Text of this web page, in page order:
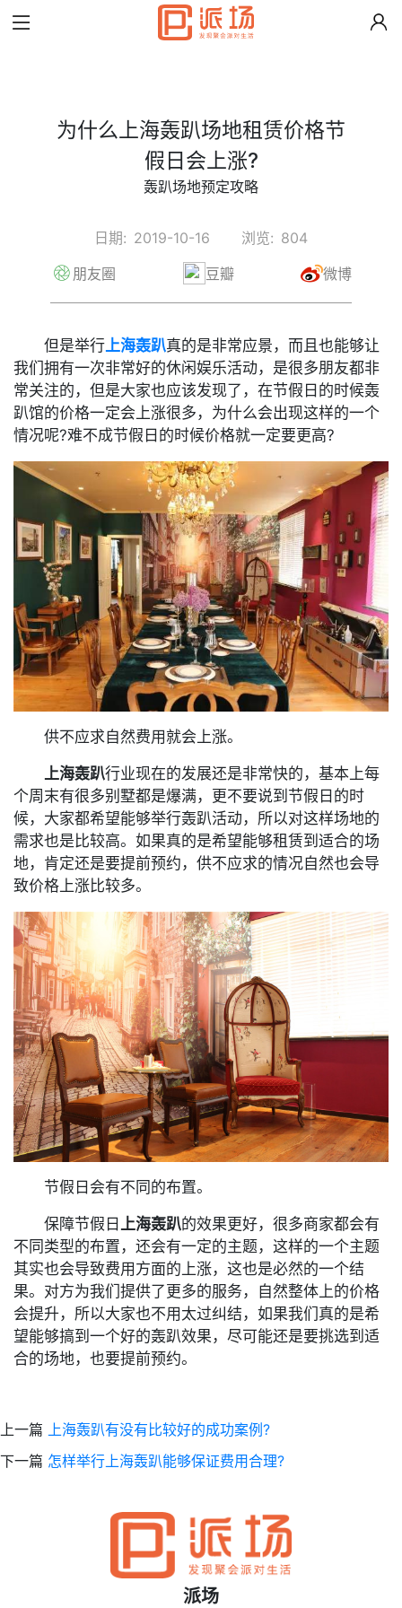
为什么上海轰趴场地租赁价格节
假日会上涨?
轰趴场地预定攻略
日期: 2019-10-16 浏览: 804
朋友圈
豆瓣 微博
但是举行上海轰趴真的是非常应景，而且也能够让
我们拥有一次非常好的休闲娱乐活动，是很多朋友都非
常关注的，但是大家也应该发现了，在节假日的时候轰
趴馆的价格一定会上涨很多，为什么会出现这样的一个
情况呢?难不成节假日的时候价格就一定要更高?
供不应求自然费用就会上涨。
上海轰趴行业现在的发展还是非常快的，基本上每
个周末有很多别墅都是爆满，更不要说到节假日的时
候，大家都希望能够举行轰趴活动，所以对这样场地的
需求也是比较高。如果真的是希望能够租赁到适合的场
地，肯定还是要提前预约，供不应求的情况自然也会导
致价格上涨比较多。
节假日会有不同的布置。
保障节假日 上海轰趴的效果更好，很多商家都会有
不同类型的布置，还会有一定的主题，这样的一个主题
其实也会导致费用方面的上涨，这也是必然的一个结
果。对方为我们提供了更多的服务，自然整体上的价格
会提升，所以大家也不用太过纠结，如果我们真的是希
望能够搞到一个好的轰趴效果，尽可能还是要挑选到适
合的场地，也要提前预约。
上一篇
上海轰趴有没有比较好的成功案例?
下一篇 怎样举行上海轰趴能够保证费用合理?
派场